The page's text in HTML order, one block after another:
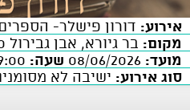
אירוע: דורון פישלר-
מקום: בר גיורא, אבן גבירול 30 , תל אביב-יפו
מועד:
שעה:
סוג אירוע: ישיבה לא